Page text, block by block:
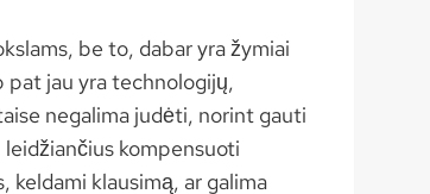
be to, dabar yra žymiai
jau yra technologijų,
negalima judėti, norint gauti
kompensuoti
keldami klausimą, ar galima